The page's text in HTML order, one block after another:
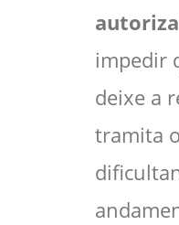
impedir
deixe a
tramita